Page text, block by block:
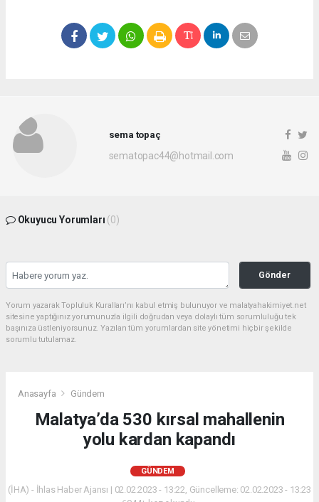
sema topaç
sematopac44@hotmail.com
Okuyucu Yorumları (0)
Gönder
Yorum yazarak Topluluk Kuralları’nı kabul etmiş bulunuyor ve malatyahakimiyet.net
sitesine yaptığınız yorumunuzla ilgili doğrudan veya dolaylı tüm sorumluluğu tek
başınıza üstleniyorsunuz. Yazılan tüm yorumlardan site yönetimi hiçbir şekilde
sorumlu tutulamaz.
Anasayfa Gündem
Malatya’da 530 kırsal mahallenin
yolu kardan kapandı
GÜNDEM
(İHA) - İhlas Haber Ajansı | 02.02.2023 - 13:22, Güncelleme: 02.02.2023 - 13:23